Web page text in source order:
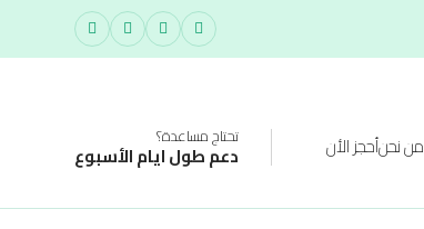
من نحنأحجز الأن تحتاج مساعدة؟
دعم طول ايام الأسبوع